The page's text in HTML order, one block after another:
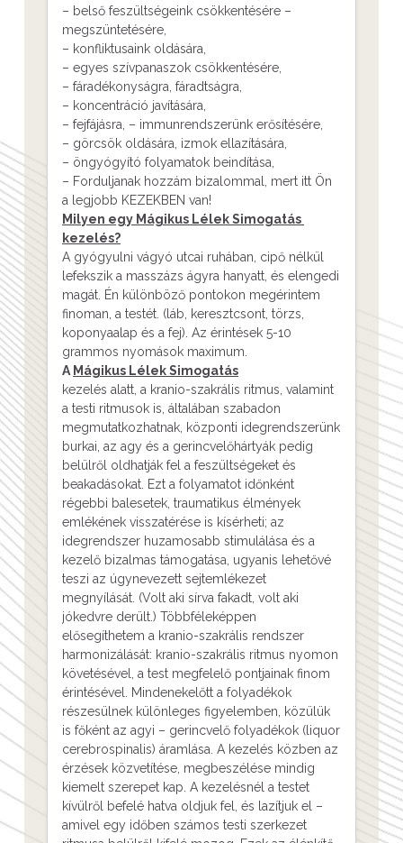
– belső feszültségeink csökkentésére –
megszüntetésére,
– konfliktusaink oldására,
– egyes szívpanaszok csökkentésére,
– fáradékonyságra, fáradtságra,
– koncentráció javítására,
– fejfájásra, – immunrendszerünk erősítésére,
– görcsök oldására, izmok ellazítására,
– öngyógyító folyamatok beindítása,
– Forduljanak hozzám bizalommal, mert itt Ön
a legjobb KEZEKBEN van!
Milyen egy Mágikus Lélek Simogatás
kezelés?
A gyógyulni vágyó utcai ruhában, cipő nélkül
lefekszik a masszázs ágyra hanyatt, és elengedi
magát. Én különböző pontokon megérintem
finoman, a testét. (láb, keresztcsont, törzs,
koponyaalap és a fej). Az érintések 5-10
grammos nyomások maximum.
A Mágikus Lélek Simogatás
kezelés alatt, a kranio-szakrális ritmus, valamint
a testi ritmusok is, általában szabadon
megmutatkozhatnak, központi idegrendszerünk
burkai, az agy és a gerincvelőhártyák pedig
belülről oldhatják fel a feszültségeket és
beakadásokat. Ezt a folyamatot időnként
régebbi balesetek, traumatikus élmények
emlékének visszatérése is kísérheti; az
idegrendszer huzamosabb stimulálása és a
kezelő bizalmas támogatása, ugyanis lehetővé
teszi az úgynevezett sejtemlékezet
megnyílását. (Volt aki sírva fakadt, volt aki
jókedvre derült.) Többféleképpen
elősegíthetem a kranio-szakrális rendszer
harmonizálását: kranio-szakrális ritmus nyomon
követésével, a test megfelelő pontjainak finom
érintésével. Mindenekelőtt a folyadékok
részesülnek különleges figyelemben, közülük
is főként az agyi – gerincvelő folyadékok (liquor
cerebrospinalis) áramlása. A kezelés közben az
érzések közvetítése, megbeszélése mindig
kiemelt szerepet kap. A kezelésnél a testet
kívülről befelé hatva oldjuk fel, és lazítjuk el –
amivel egy időben számos testi szerkezet